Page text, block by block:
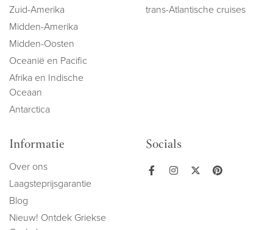
Zuid-Amerika
Midden-Amerika
Midden-Oosten
Oceanië en Pacific
Afrika en Indische
Oceaan
Antarctica
trans-Atlantische cruises
Informatie
Over ons
Laagsteprijsgarantie
Blog
Nieuw! Ontdek Griekse
Socials